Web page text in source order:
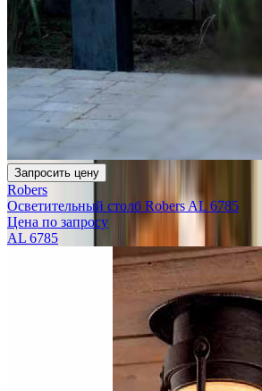
Запросить цену
Robers
Осветительный столб Robers AL 6785
Цена по запросу
AL 6785